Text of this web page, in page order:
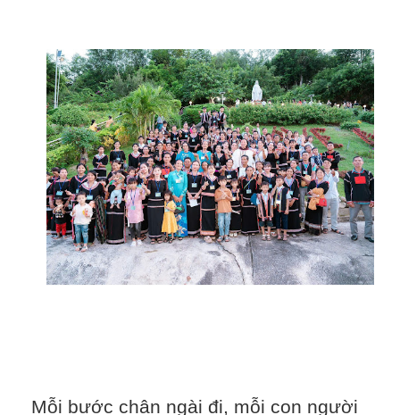
Mỗi bước chân ngài đi, mỗi con người